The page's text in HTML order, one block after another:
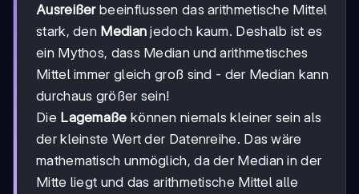
Ausreißerbeeinflussen das arithmetische Mittel
stark, den Median jedoch kaum. Deshalb ist es
ein Mythos, dass Median und arithmetisches
Mittel immer gleich groß sind - der Median kann
durchaus größer sein!
Die Lagemaße können niemals kleiner sein als
der kleinste Wert der Datenreihe. Das wäre
mathematisch unmöglich, da der Median in der
Mitte liegt und das arithmetische Mittel alle